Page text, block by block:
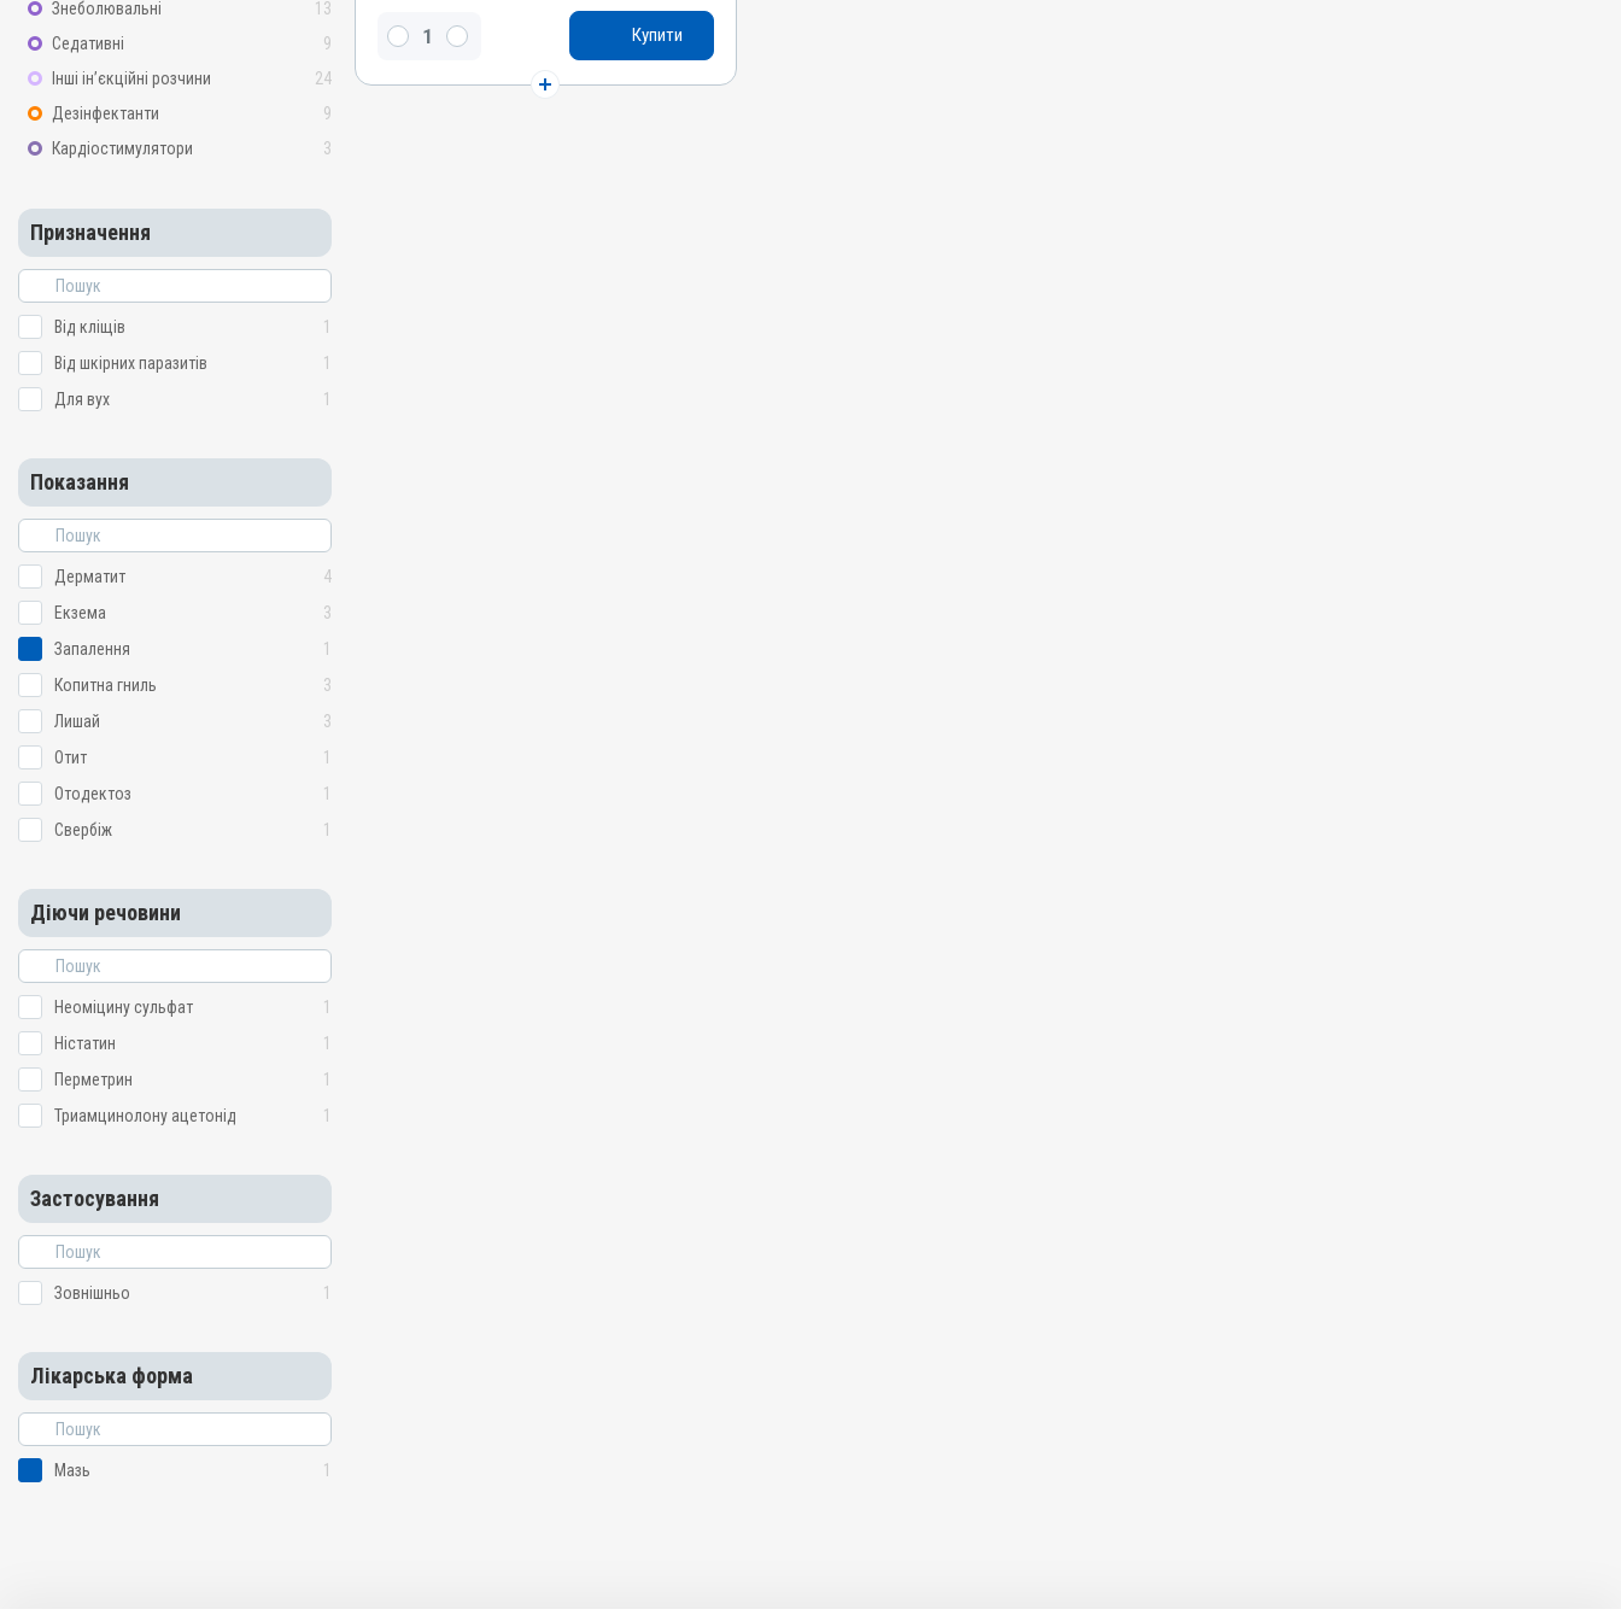
Знеболювальні
13
Седативні
9
Інші ін’єкційні розчини
24
Дезінфектанти
9
Кардіостимулятори
3
Призначення
Від кліщів
1
Від шкірних паразитів
1
Для вух
1
Показання
Дерматит
4
Екзема
3
Запалення
1
Копитна гниль
3
Лишай
3
Отит
1
Отодектоз
1
Свербіж
1
Діючи речовини
Неоміцину сульфат
1
Ністатин
1
Перметрин
1
Триамцинолону ацетонід
1
Застосування
Зовнішньо 1
Лікарська форма
Мазь 1
Ністатин, Перметрин, Неоміцину сульфат,Купити